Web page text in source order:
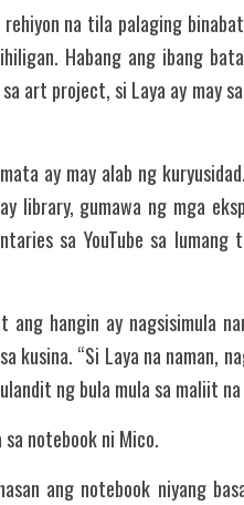
na tila palaging
Habang ang ibang
art project, si Laya ay may
ay may alab ng
library, gumawa ng mga
sa YouTube sa lumang
ang hangin ay nagsisimula
kusina. “Si Laya na naman,
ng bula mula sa maliit
notebook ni Mico.
ang notebook niyang